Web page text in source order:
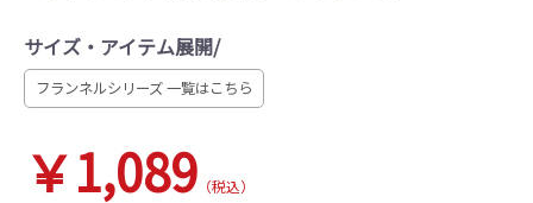
サイズ・アイテム展開/
フランネルシリーズ 一覧はこちら
￥1,089 （税込）